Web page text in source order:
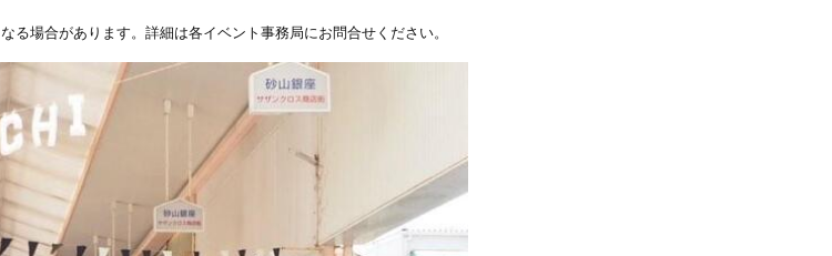
る場合があります。詳細は各イベント事務局にお問合せください。